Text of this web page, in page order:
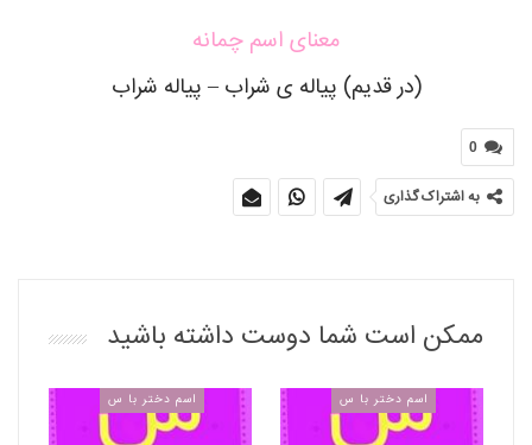
معنای اسم چمانه
(در قدیم) پیاله ی شراب – پیاله شراب
0
به اشتراک گذاری
ممکن است شما دوست داشته باشید
اسم دختر با س اسم دختر با س